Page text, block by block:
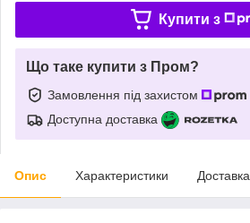
Купити з
Що таке купити з Пром?
Замовлення під захистом
Доступна доставка
Опис Характеристики Доставка